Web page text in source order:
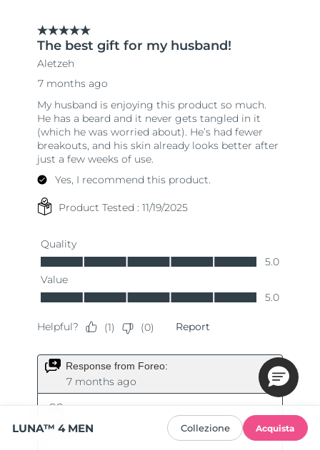
LUNA™ 4 MEN Collezione Acquista